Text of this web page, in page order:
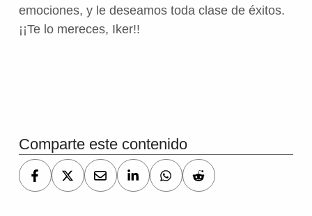
emociones, y le deseamos toda clase de éxitos.
¡¡Te lo mereces, Iker!!
Comparte este contenido